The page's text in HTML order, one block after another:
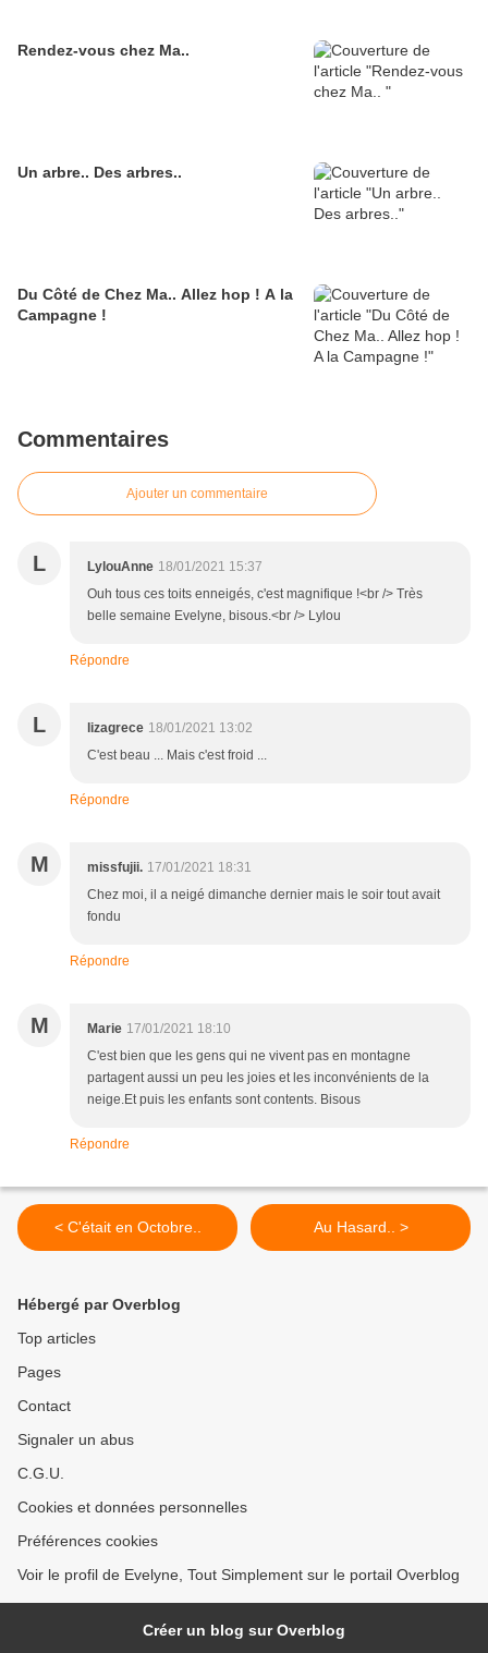
Rendez-vous chez Ma..
Un arbre.. Des arbres..
Du Côté de Chez Ma.. Allez hop ! A la
Campagne !
Commentaires
Ajouter un commentaire
L LylouAnne 18/01/2021 15:37
Ouh tous ces toits enneigés, c'est magnifique !<br /> Très
belle semaine Evelyne, bisous.<br /> Lylou
Répondre
L lizagrece 18/01/2021 13:02
C'est beau ... Mais c'est froid ...
Répondre
M missfujii. 17/01/2021 18:31
Chez moi, il a neigé dimanche dernier mais le soir tout avait
fondu
Répondre
M Marie 17/01/2021 18:10
C'est bien que les gens qui ne vivent pas en montagne
partagent aussi un peu les joies et les inconvénients de la
neige.Et puis les enfants sont contents. Bisous
Répondre
< C'était en Octobre.. Au Hasard.. >
Hébergé par Overblog
Top articles
Pages
Contact
Signaler un abus
C.G.U.
Cookies et données personnelles
Préférences cookies
Voir le profil de Evelyne, Tout Simplement sur le portail Overblog
Créer un blog sur Overblog